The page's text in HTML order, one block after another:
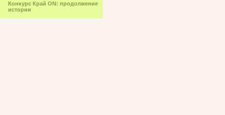
Конкурс Край ON: продолжение
истории